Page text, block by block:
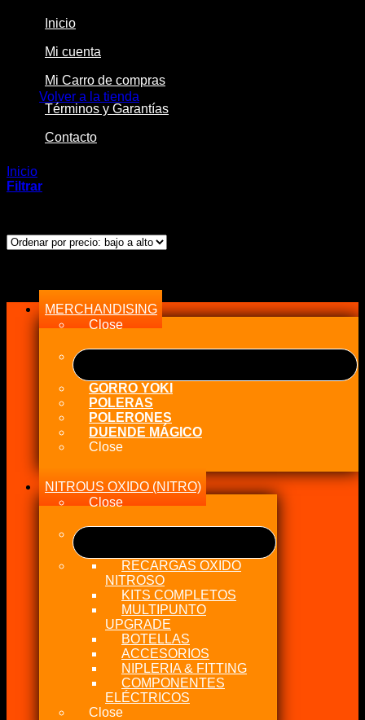
Volver a la tienda
Inicio
Mi cuenta
Mi Carro de compras
Términos y Garantías
Contacto
Inicio
Filtrar
precio:
MERCHANDISING
Close
GORRO YOKI
POLERAS
POLERONES
DUENDE MÁGICO
Close
NITROUS OXIDO (NITRO)
Close
RECARGAS OXIDO
NITROSO
KITS COMPLETOS
MULTIPUNTO
UPGRADE
BOTELLAS
ACCESORIOS
NIPLERIA & FITTING
COMPONENTES
ELÉCTRICOS
Close